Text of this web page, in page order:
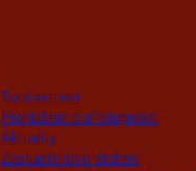
Součastnost
Prohlášení o přístupnosti
Aktuality
Zastupitelstvo složení